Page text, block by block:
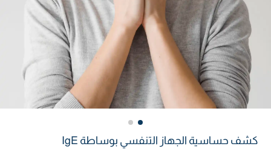
كشف حساسية الجهاز التنفسي بوساطة IgE